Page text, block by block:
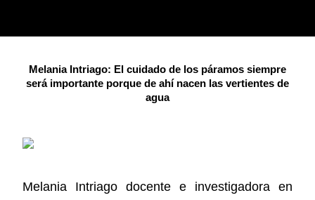
Melania Intriago: El cuidado de los páramos siempre
será importante porque de ahí nacen las vertientes de
agua
Melania Intriago docente e investigadora en